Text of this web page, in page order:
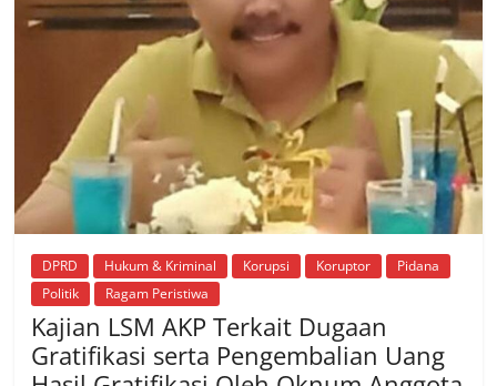
DPRD Hukum & Kriminal Korupsi Koruptor
Pidana
Politik
Ragam Peristiwa
Kajian LSM AKP Terkait Dugaan
Gratifikasi serta Pengembalian Uang